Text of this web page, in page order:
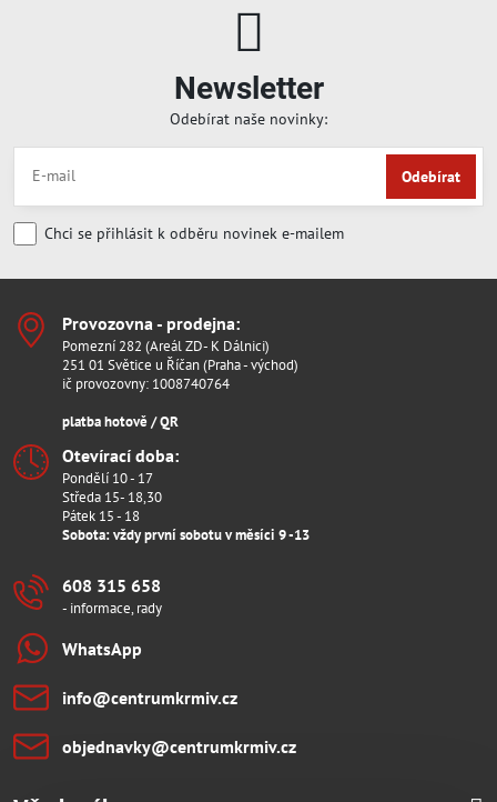
Newsletter
Odebírat naše novinky:
Odebírat
Chci se přihlásit k odběru novinek e-mailem
Provozovna - prodejna:
Pomezní 282 (Areál ZD- K Dálnici)
251 01 Světice u Říčan (Praha - východ)
ič provozovny: 1008740764
platba hotově / QR
Otevírací doba:
Pondělí 10 - 17
Středa 15- 18,30
Pátek 15 - 18
Sobota: vždy první sobotu v měsíci 9 -13
608 315 658
- informace, rady
WhatsApp
info​@centrumkrmiv​.cz
objednavky​@centrumkrmiv​.cz